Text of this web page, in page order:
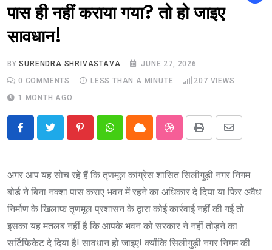
पास ही नहीं कराया गया? तो हो जाइए
सावधान!
BYSURENDRA SHRIVASTAVA
JUNE 27, 2026
0 COMMENTS LESS THAN A MINUTE 207 VIEWS
1 MONTH AGO
PinterestWhatsappCloud StumbleUpon
Print
Share
Email
अगर आप यह सोच रहे हैं कि तृणमूल कांग्रेस शासित सिलीगुड़ी नगर निगम
बोर्ड ने बिना नक्शा पास कराए भवन में रहने का अधिकार दे दिया या फिर अवैध
निर्माण के खिलाफ तृणमूल प्रशासन के द्वारा कोई कार्रवाई नहीं की गई तो
इसका यह मतलब नहीं है कि आपके भवन को सरकार ने नहीं तोड़ने का
सर्टिफिकेट दे दिया है! सावधान हो जाइए! क्योंकि सिलीगुड़ी नगर निगम की